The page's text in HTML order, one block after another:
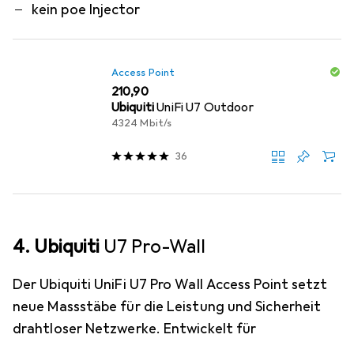
kein poe Injector
Access Point
EUR
210,90
UbiquitiUniFi U7 Outdoor
4324 Mbit/s
36
4. Ubiquiti U7 Pro-Wall
Der Ubiquiti UniFi U7 Pro Wall Access Point setzt
neue Massstäbe für die Leistung und Sicherheit
drahtloser Netzwerke. Entwickelt für